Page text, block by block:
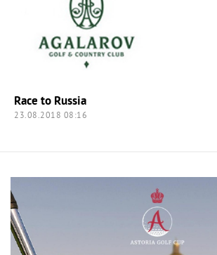
Race to Russia
23.08.2018 08:16